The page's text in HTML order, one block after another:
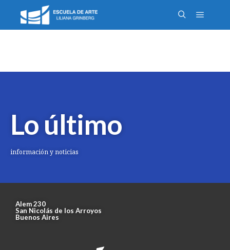
Lo último
información y noticias
Alem 230
San Nicolás de los Arroyos
Buenos Aires